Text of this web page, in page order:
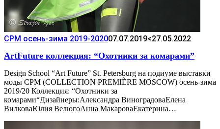
CPM осень-зима 2019-202007.07.2019<27.05.2022
ArtFuture коллекция: “Охотники за комарами”
Design School “Art Future” St. Petersburg на подиуме выставки
моды CPM (COLLECTION PREMIÈRE MOSCOW) осень-зима
2019/20 Коллекция: “Охотники за
комарами“Дизайнеры:Александра ВиноградоваЕлена
ВилковаЮлия ВелюгоАнна МакароваЕкатерина…